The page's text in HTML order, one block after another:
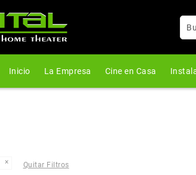
Inicio La Empresa Cine en Casa
Quitar Filtros